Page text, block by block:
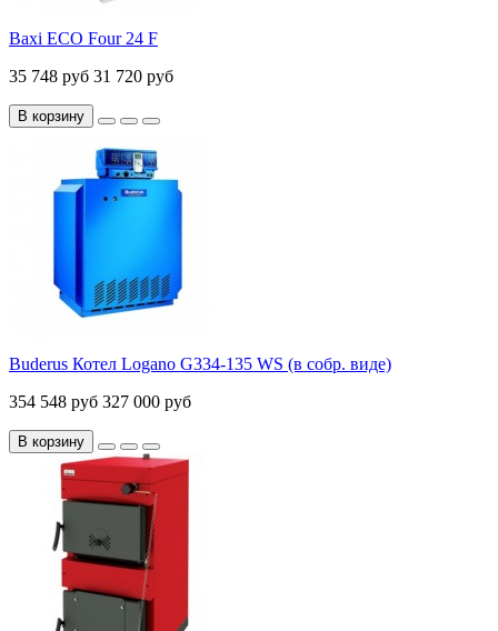
Baxi ECO Four 24 F
35 748 руб 31 720 руб
В корзину
Buderus Котел Logano G334-135 WS (в собр. виде)
354 548 руб 327 000 руб
В корзину